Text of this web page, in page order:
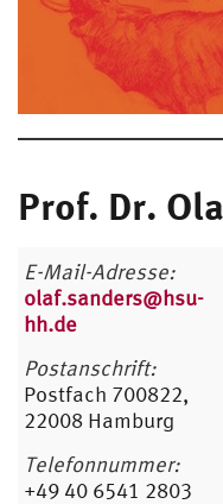
Prof. Dr.
E-Mail-Adresse:
olaf.sanders@hsu-
hh.de
Postanschrift:
Postfach 700822,
22008 Hamburg
Telefonnummer:
+49 40 6541 2803